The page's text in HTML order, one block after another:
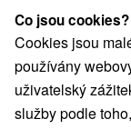
Hotely na
Historické hotely
Vyberte
Co jsou cookies?
Cookies jsou
používány
uživatelský
služby podle